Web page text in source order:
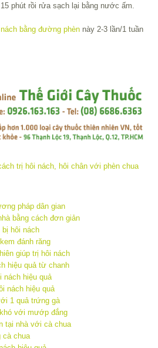
phút rồi rửa sạch lại bằng nước ấm.
bằng đường phèn này 2-3 lần/1 tuần
pháp dân gian
bằng cách đơn giản
hôi nách
đánh răng
giúp trị hôi nách
hiệu quả từ chanh
nách hiệu quả
nách hiệu quả
1 quả trứng gà
với mướp đắng
tại nhà với cà chua
cà chua